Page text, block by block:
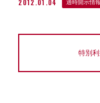
2012.01.04 適時開示情報
特別